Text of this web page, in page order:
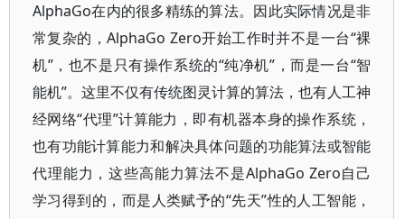
AlphaGo在内的很多精练的算法。因此实际情况是非
常复杂的，AlphaGo Zero开始工作时并不是一台“裸
机”，也不是只有操作系统的“纯净机”，而是一台“智
能机”。这里不仅有传统图灵计算的算法，也有人工神
经网络“代理”计算能力，即有机器本身的操作系统，
也有功能计算能力和解决具体问题的功能算法或智能
代理能力，这些高能力算法不是AlphaGo Zero自己
学习得到的，而是人类赋予的“先天”性的人工智能，